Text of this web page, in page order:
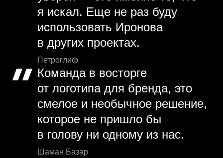
я искал. Еще не раз буду
использовать Иронова
в других проектах.
Петроглиф
Команда в восторге
от логотипа для бренда, это
смелое и необычное решение,
которое не пришло бы
в голову ни одному из нас.
Шаман Базар